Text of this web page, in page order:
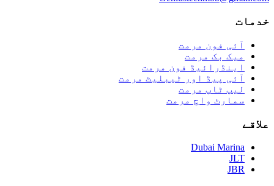
خدمات
آئی فون مرمت
میک بک مرمت
اینڈرائیڈ فون مرمت
آئی پیڈ اور ٹیبلیٹ مرمت
لیپ ٹاپ مرمت
سمارٹ واچ مرمت
علاقے
Dubai Marina
JLT
JBR